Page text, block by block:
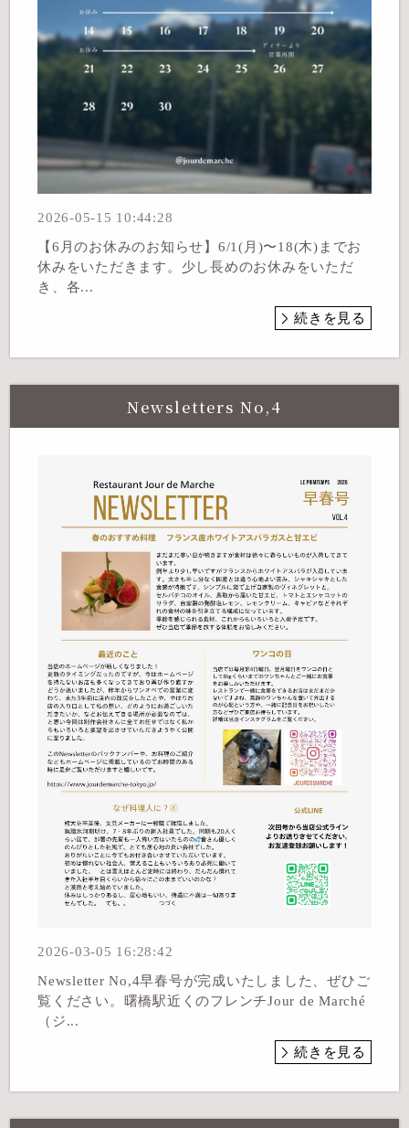
2026-05-15 10:44:28
【6月のお休みのお知らせ】6/1(月)〜18(木)までお
休みをいただきます。少し長めのお休みをいただ
き、各...
続きを見る
Newsletters No,4
2026-03-05 16:28:42
Newsletter No,4早春号が完成いたしました、ぜひご
覧ください。曙橋駅近くのフレンチJour de Marché
（ジ...
続きを見る